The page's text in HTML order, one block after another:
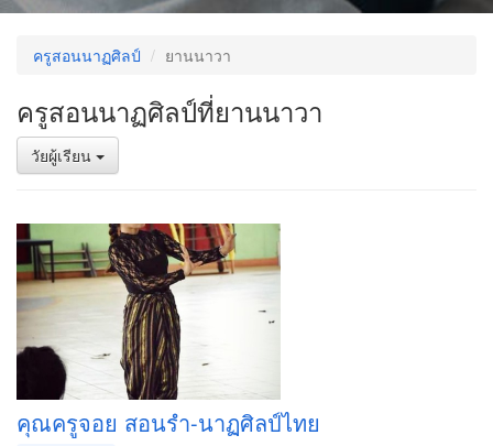
ครูสอนนาฏศิลป์ ยานนาวา
ครูสอนนาฏศิลป์ที่ยานนาวา
วัยผู้เรียน
คุณครูจอย สอนรำ-นาฏศิลป์ไทย